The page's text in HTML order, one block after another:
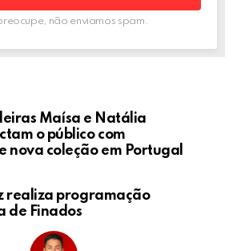
não enviamos spam.
Maísa e Natália
o público com
nova coleção em Portugal
realiza programação
de Finados